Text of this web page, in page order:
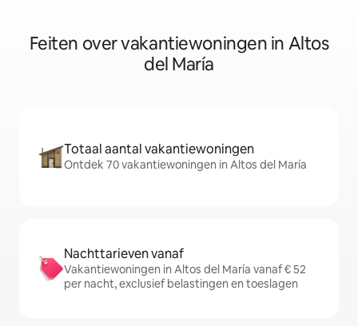
Feiten over vakantiewoningen in Altos
del María
Totaal aantal vakantiewoningen
Ontdek 70 vakantiewoningen in Altos del María
Nachttarieven vanaf
Vakantiewoningen in Altos del María vanaf € 52
per nacht, exclusief belastingen en toeslagen